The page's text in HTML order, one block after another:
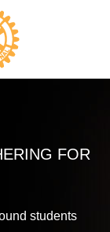
FOR
students